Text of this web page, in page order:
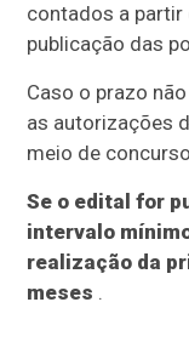
contados a
publicação das
Caso o prazo
as autorizações
meio de
Se o edital for
intervalo
realização da
meses .